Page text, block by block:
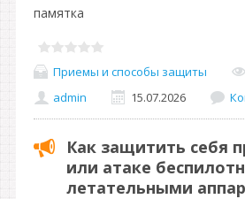
памятка
Приемы и способы защиты
admin
15.07.2026
Как защитить себя
или атаке
летательными